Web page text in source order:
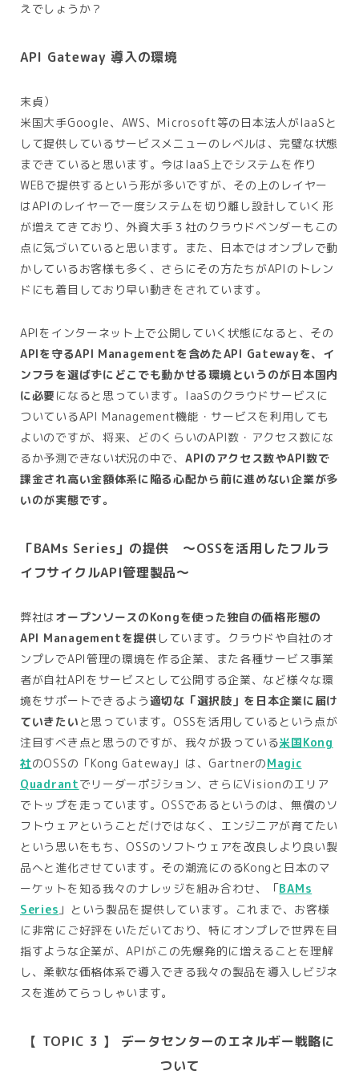
えでしょうか？
API Gateway 導入の環境
末貞）
米国大手Google、AWS、Microsoft等の日本法人がIaaSと
して提供しているサービスメニューのレベルは、完璧な状態
まできていると思います。今はIaaS上でシステムを作り
WEBで提供するという形が多いですが、その上のレイヤー
はAPIのレイヤーで一度システムを切り離し設計していく形
が増えてきており、外資大手３社のクラウドベンダーもこの
点に気づいていると思います。また、日本ではオンプレで動
かしているお客様も多く、さらにその方たちがAPIのトレン
ドにも着目しており早い動きをされています。
APIをインターネット上で公開していく状態になると、その
APIを守るAPI Managementを含めたAPI Gatewayを、イ
ンフラを選ばずにどこでも動かせる環境というのが日本国内
に必要 になると思っています。IaaSのクラウドサービスに
ついているAPI Management機能・サービスを利用しても
よいのですが、将来、どのくらいのAPI数・アクセス数にな
るか予測できない状況の中で、 APIのアクセス数やAPI数で
課金され高い金額体系に陥る心配から前に進めない企業が多
いのが実態です。
「BAMs Series」の提供 ～OSSを活用したフルラ
イフサイクルAPI管理製品～
弊社は オープンソースのKongを使った独自の価格形態の
API Managementを提供 しています。クラウドや自社のオ
ンプレでAPI管理の環境を作る企業、また各種サービス事業
者が自社APIをサービスとして公開する企業、など様々な環
境をサポートできるよう適切な「選択肢」を日本企業に届け
ていきたい と思っています。OSSを活用しているという点が
注目すべき点と思うのですが、我々が扱っている米国Kong
社のOSSの「Kong Gateway」は、GartnerのMagic
Quadrantでリーダーポジション、さらにVisionのエリア
でトップを走っています。OSSであるというのは、無償のソ
フトウェアということだけではなく、エンジニアが育てたい
という思いをもち、OSSのソフトウェアを改良しより良い製
品へと進化させています。その潮流にのるKongと日本のマ
ーケットを知る我々のナレッジを組み合わせ、「BAMs
Series 」という製品を提供しています。これまで、お客様
に非常にご好評をいただいており、特にオンプレで世界を目
指すような企業が、APIがこの先爆発的に増えることを理解
し、柔軟な価格体系で導入できる我々の製品を導入しビジネ
スを進めてらっしゃいます。
【 TOPIC 3 】 データセンターのエネルギー戦略に
ついて